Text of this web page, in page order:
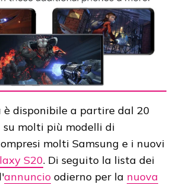
è disponibile a partire dal 20
molti più modelli di
molti Samsung e i nuovi
S20. Di seguito la lista dei
annuncio odierno per la nuova